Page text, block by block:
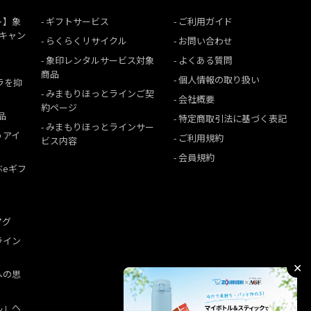
】象
ャン
を抑
イ
ギフ
グ
ン
の思
」へ
ギフトサービス
らくらくリサイクル
象印レンタルサービス対象
商品
みまもりほっとラインご契
約ページ
みまもりほっとラインサー
ビス内容
ご利用ガイド
お問い合わせ
よくある質問
個人情報の取り扱い
会社概要
特定商取引法に基づく表記
ご利用規約
会員規約
✕